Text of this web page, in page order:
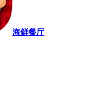
海鲜餐厅